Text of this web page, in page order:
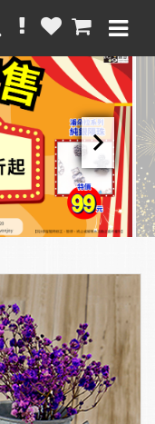
chevron_right